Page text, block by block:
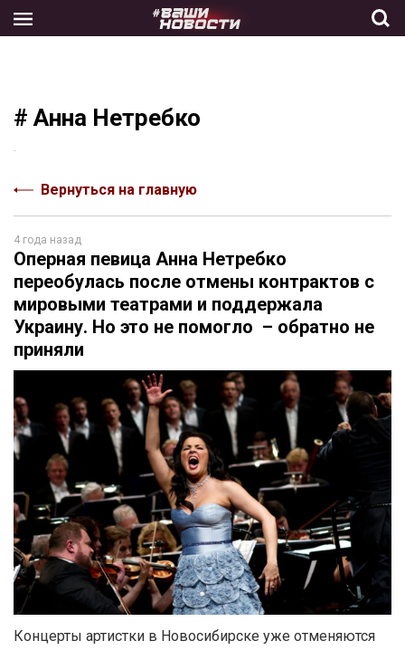
the
# Анна Нетребко
Вернуться на главную
4 года назад
Оперная певица Анна Нетребко
переобулась после отмены контрактов с
мировыми театрами и поддержала
Украину. Но это не помогло – обратно не
приняли
Концерты артистки в Новосибирске уже отменяются